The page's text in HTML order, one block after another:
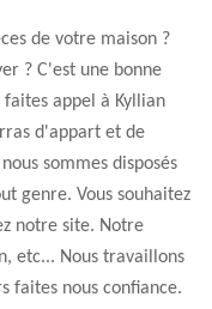
de votre maison ?
? C'est une bonne
appel à Kyllian
d'appart et de
sommes disposés
genre. Vous souhaitez
notre site. Notre
etc... Nous travaillons
faites nous confiance.